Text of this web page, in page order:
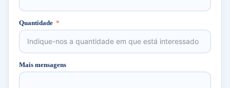
Quantidade
Mais mensagens